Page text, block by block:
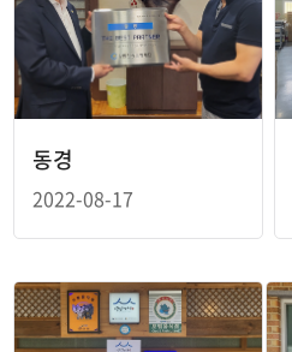
동경
2022-08-17